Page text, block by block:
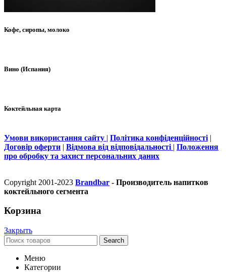
Кофе, сиропы, молоко
Вино (Испания)
Коктейльная карта
Умови використання сайту | Політика конфіденційності |
Договір оферти | Відмова від відповідальності | Положення
про обробку та захист персональних даних
Copyright 2001-2023 Brandbar - Производитель напитков
коктейльного сегмента
Корзина
Закрыть
Search
Меню
Категории